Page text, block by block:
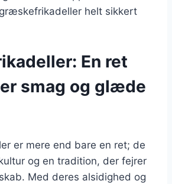
helt sikkert
En ret
smag og glæde
er mere end bare en ret; de
og en tradition, der fejrer
Med deres alsidighed og